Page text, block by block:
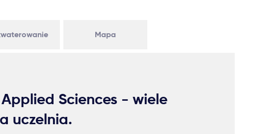
Mapa
Sciences - wiele
uczelnia.